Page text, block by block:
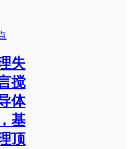
失
搅
体
基
顶